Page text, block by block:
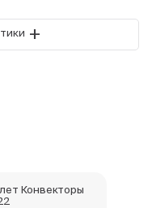
+
Конвекторы